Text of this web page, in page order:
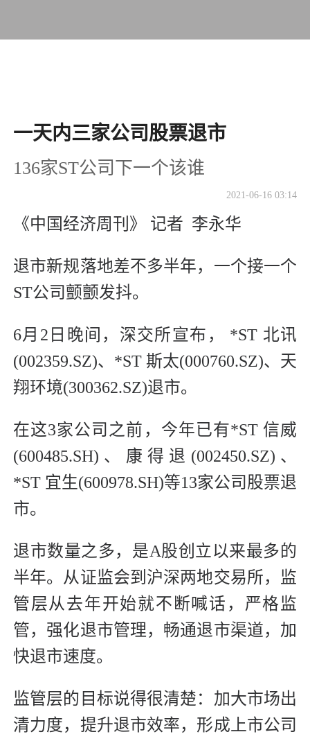
一天内三家公司股票退市
136家ST公司下一个该谁
2021-06-16 03:14
《中国经济周刊》 记者 李永华
退市新规落地差不多半年，一个接一个
ST公司颤颤发抖。
6月2日晚间，深交所宣布， *ST 北讯
(002359.SZ)、*ST 斯太(000760.SZ)、天
翔环境(300362.SZ)退市。
在这3家公司之前，今年已有*ST 信威
(600485.SH)、康得退(002450.SZ)、
*ST 宜生(600978.SH)等13家公司股票退
市。
退市数量之多，是A股创立以来最多的
半年。从证监会到沪深两地交易所，监
管层从去年开始就不断喊话，严格监
管，强化退市管理，畅通退市渠道，加
快退市速度。
监管层的目标说得很清楚：加大市场出
清力度，提升退市效率，形成上市公司